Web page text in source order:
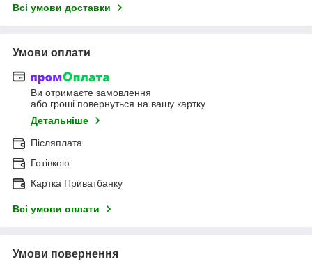
Всі умови доставки
Умови оплати
Ви отримаєте замовлення
або гроші повернуться на вашу картку
Детальніше
Післяплата
Готівкою
Картка Приватбанку
Всі умови оплати
Умови повернення